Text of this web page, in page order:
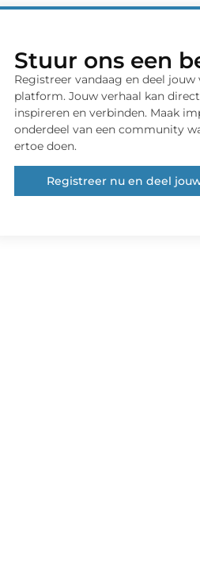
Stuur ons een
Registreer vandaag en deel jouw
platform. Jouw verhaal kan
inspireren en verbinden. Maak
onderdeel van een community
ertoe doen.
Registreer nu en deel